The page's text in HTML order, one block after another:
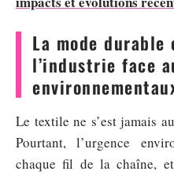
La mode
l’industrie face
Le textile ne s’est jamais
Pourtant, l’urgence
chaque fil de la chaîne,